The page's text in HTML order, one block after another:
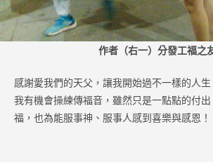
作者（右一）分發工福之
感謝愛我們的天父，讓我開始過不一樣的人
我有機會操練傳福音，雖然只是一點點的付
福，也為能服事神、服事人感到喜樂與感恩！